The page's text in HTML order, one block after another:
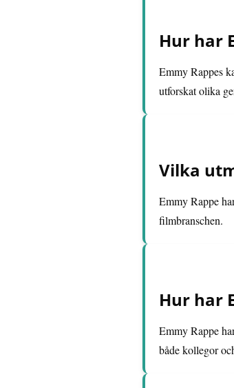
Hur har
Emmy Rappes
utforskat olika
Vilka
Emmy Rappe
filmbranschen.
Hur har
Emmy Rappe
både kollegor